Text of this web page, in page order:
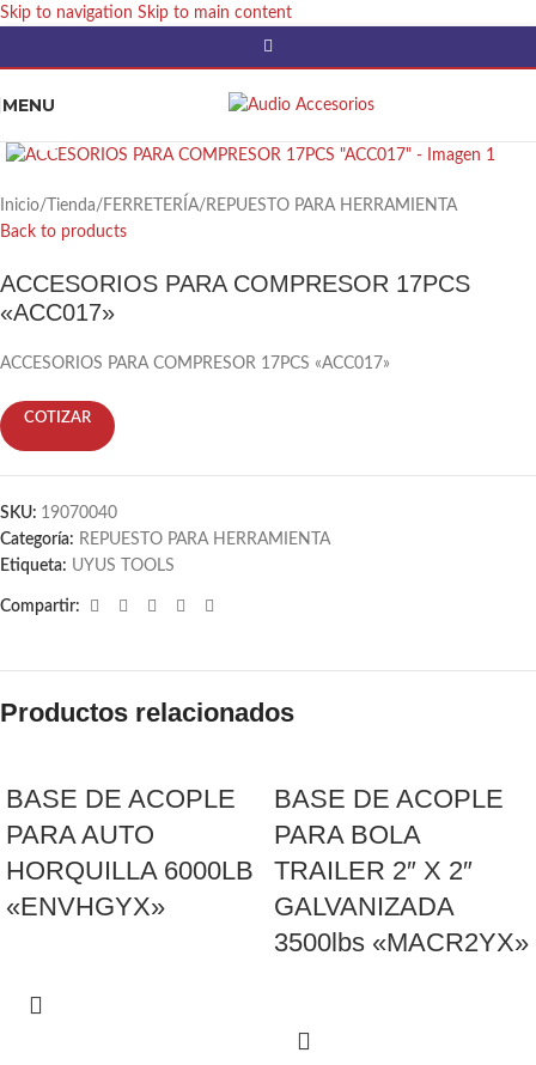
Skip to navigation Skip to main content
MENU
Inicio/ Tienda/ FERRETERÍA/ REPUESTO PARA HERRAMIENTA
Back to products
ACCESORIOS PARA COMPRESOR 17PCS
«ACC017»
ACCESORIOS PARA COMPRESOR 17PCS «ACC017»
COTIZAR
SKU: 19070040
Categoría: REPUESTO PARA HERRAMIENTA
Etiqueta: UYUS TOOLS
Compartir:
Productos relacionados
BASE DE ACOPLE
PARA AUTO
HORQUILLA 6000LB
«ENVHGYX»
BASE DE ACOPLE
PARA BOLA
TRAILER 2″ X 2″
GALVANIZADA
3500lbs «MACR2YX»